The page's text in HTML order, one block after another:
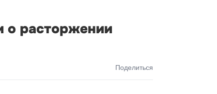
о расторжении
Поделиться